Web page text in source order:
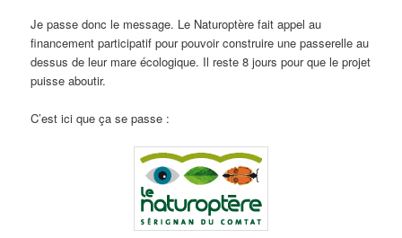
Je passe donc le message. Le Naturoptère fait appel au
financement participatif pour pouvoir construire une passerelle au
dessus de leur mare écologique. Il reste 8 jours pour que le projet
puisse aboutir.
C’est ici que ça se passe :